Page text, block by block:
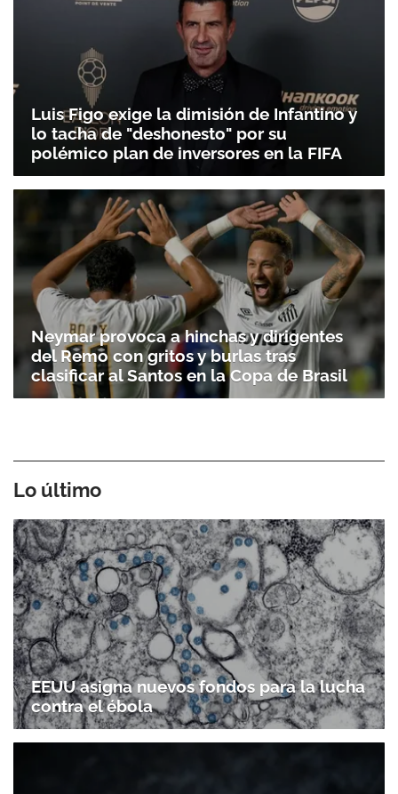
Luis Figo exige la dimisión de Infantino y
lo tacha de "deshonesto" por su
polémico plan de inversores en la FIFA
Neymar provoca a hinchas y dirigentes
del Remo con gritos y burlas tras
clasificar al Santos en la Copa de Brasil
Lo último
EEUU asigna nuevos fondos para la lucha
contra el ébola